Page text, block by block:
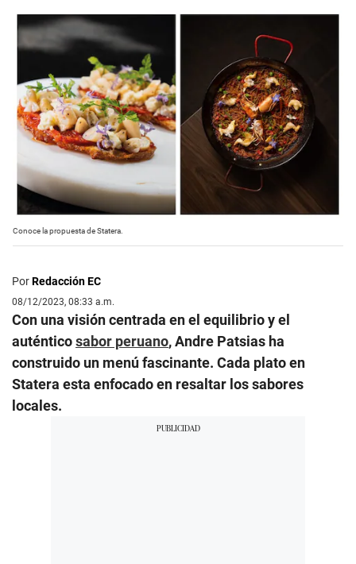
Conoce la propuesta de Statera.
PorRedacción EC
08/12/2023, 08:33 a.m.
Con una visión centrada en el equilibrio y el
auténticosabor peruano, Andre Patsias ha
construido un menú fascinante. Cada plato en
Statera esta enfocado en resaltar los sabores
locales.